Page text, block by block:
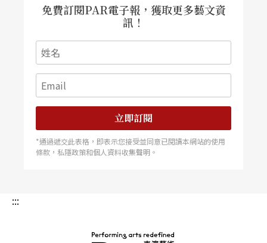
免費訂閱PAR電子報，獲取更多藝文資
訊！
立即訂閱
*通過遞交此表格，即表示您接受並同意已閱讀本網站的使用
條款，私隱政策和個人資料收集聲明。
:::